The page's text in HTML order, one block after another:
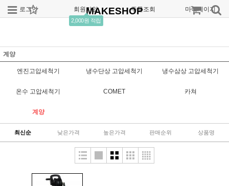
로그인 회원가입
2,000원 적립
주문조회 마이페이지
MAKESHOP
계양
엔진고압세척기 냉수단상 고압세척기 냉수삼상 고압세척기
온수 고압세척기 COMET 카쳐
계양
최신순 낮은가격 높은가격 판매순위 상품명